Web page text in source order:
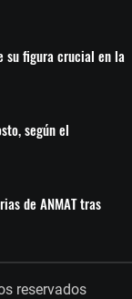
su figura crucial en la
según el
de ANMAT tras
reservados